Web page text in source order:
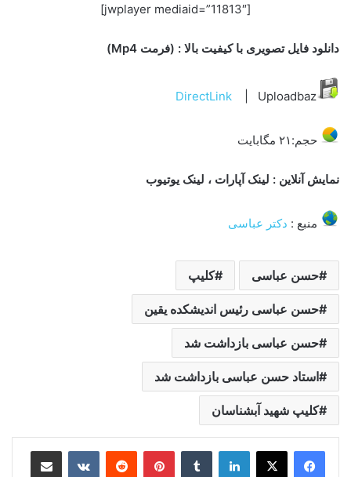
[jwplayer mediaid=”11813″]
دانلود فایل تصویری با کیفیت بالا : (فرمت Mp4)
DirectLink | Uploadbaz
حجم:۲۱ مگابایت
نمایش آنلاین : لینک آپارات ، لینک یوتیوب
منبع : دکتر عباسی
حسن عباسی کلیپ
حسن عباسی رئیس اندیشکده یقین
حسن عباسی بازداشت شد
استاد حسن عباسی بازداشت شد
کلیپ شهید آبشناسان
لینکدین ‫تامبلر ‫پین‌ترست‫رددیت ‫VKontakteاشتراک گذاری از طریق ایمیل